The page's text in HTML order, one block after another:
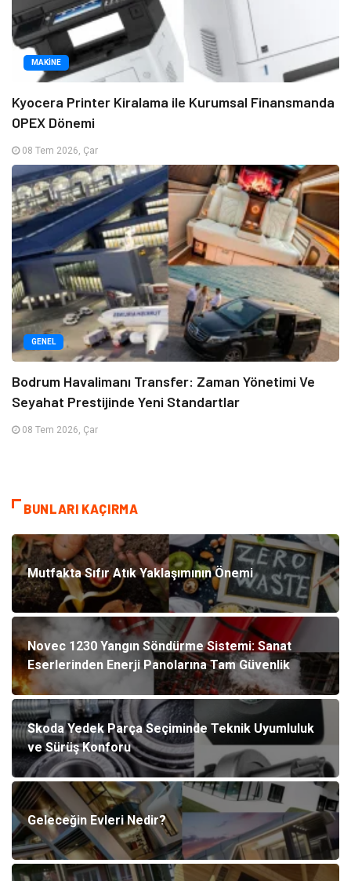
MAKINE
Kyocera Printer Kiralama ile Kurumsal Finansmanda
OPEX Dönemi
08 Tem 2026, Çar
GENEL
Bodrum Havalimanı Transfer: Zaman Yönetimi Ve
Seyahat Prestijinde Yeni Standartlar
08 Tem 2026, Çar
BUNLARI KAÇIRMA
Mutfakta Sıfır Atık Yaklaşımının Önemi
Novec 1230 Yangın Söndürme Sistemi: Sanat
Eserlerinden Enerji Panolarına Tam Güvenlik
Skoda Yedek Parça Seçiminde Teknik Uyumluluk
ve Sürüş Konforu
Geleceğin Evleri Nedir?